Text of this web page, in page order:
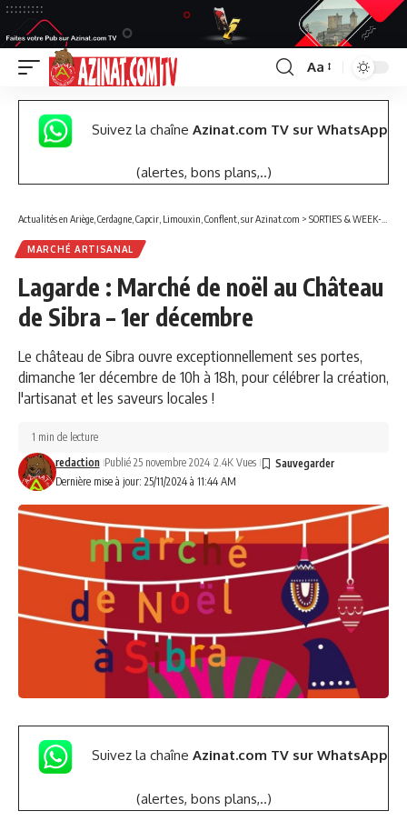
Font
Resizer
Aa
Suivez la chaîne Azinat.com TV sur WhatsApp
(alertes, bons plans,..)
Actualités en Ariège, Cerdagne, Capcir, Limouxin, Conflent, sur Azinat.com > SORTIES & WEEK-END
MARCHÉ ARTISANAL
Lagarde : Marché de noël au Château
de Sibra – 1er décembre
Le château de Sibra ouvre exceptionnellement ses portes,
dimanche 1er décembre de 10h à 18h, pour célébrer la création,
l'artisanat et les saveurs locales !
Dernière mise à jour: 25/11/2024 à 11:44 AM
redaction Publié 25 novembre 2024 2.4K Vues
1 min de lecture
Suivez la chaîne Azinat.com TV sur WhatsApp
(alertes, bons plans,..)